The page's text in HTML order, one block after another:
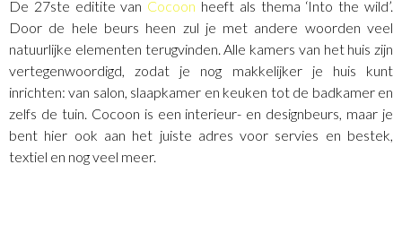
De 27ste editite van Cocoon heeft als thema ‘Into the wild’.
Door de hele beurs heen zul je met andere woorden veel
natuurlijke elementen terugvinden. Alle kamers van het huis zijn
vertegenwoordigd, zodat je nog makkelijker je huis kunt
inrichten: van salon, slaapkamer en keuken tot de badkamer en
zelfs de tuin. Cocoon is een interieur- en designbeurs, maar je
bent hier ook aan het juiste adres voor servies en bestek,
textiel en nog veel meer.